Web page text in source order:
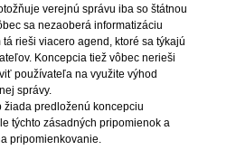
verejnú správu iba so štátnou
sa nezaoberá informatizáciu
rieši viacero agend, ktoré sa týkajú
Koncepcia tiež vôbec nerieši
používateľa na využite výhod
správy.
žiada predloženú koncepciu
týchto zásadných pripomienok a
pripomienkovanie.